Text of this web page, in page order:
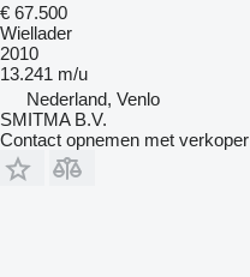
€ 67.500
Wiellader
2010
13.241 m/u
Nederland, Venlo
SMITMA B.V.
Contact opnemen met verkoper